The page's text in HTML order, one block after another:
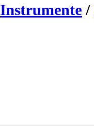
Instrumente /